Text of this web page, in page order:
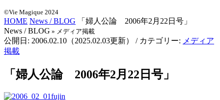
©Vie Magique 2024
HOME News / BLOG
「婦人公論 2006年2月22日号」
News / BLOG » メディア掲載
公開日: 2006.02.10 （2025.02.03更新） / カテゴリー: メディア
掲載
「婦人公論 2006年2月22日号」